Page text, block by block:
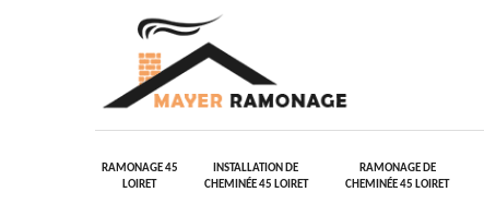
RAMONAGE 45
LOIRET
INSTALLATION DE
CHEMINÉE 45 LOIRET
RAMONAGE DE
CHEMINÉE 45 LOIRET